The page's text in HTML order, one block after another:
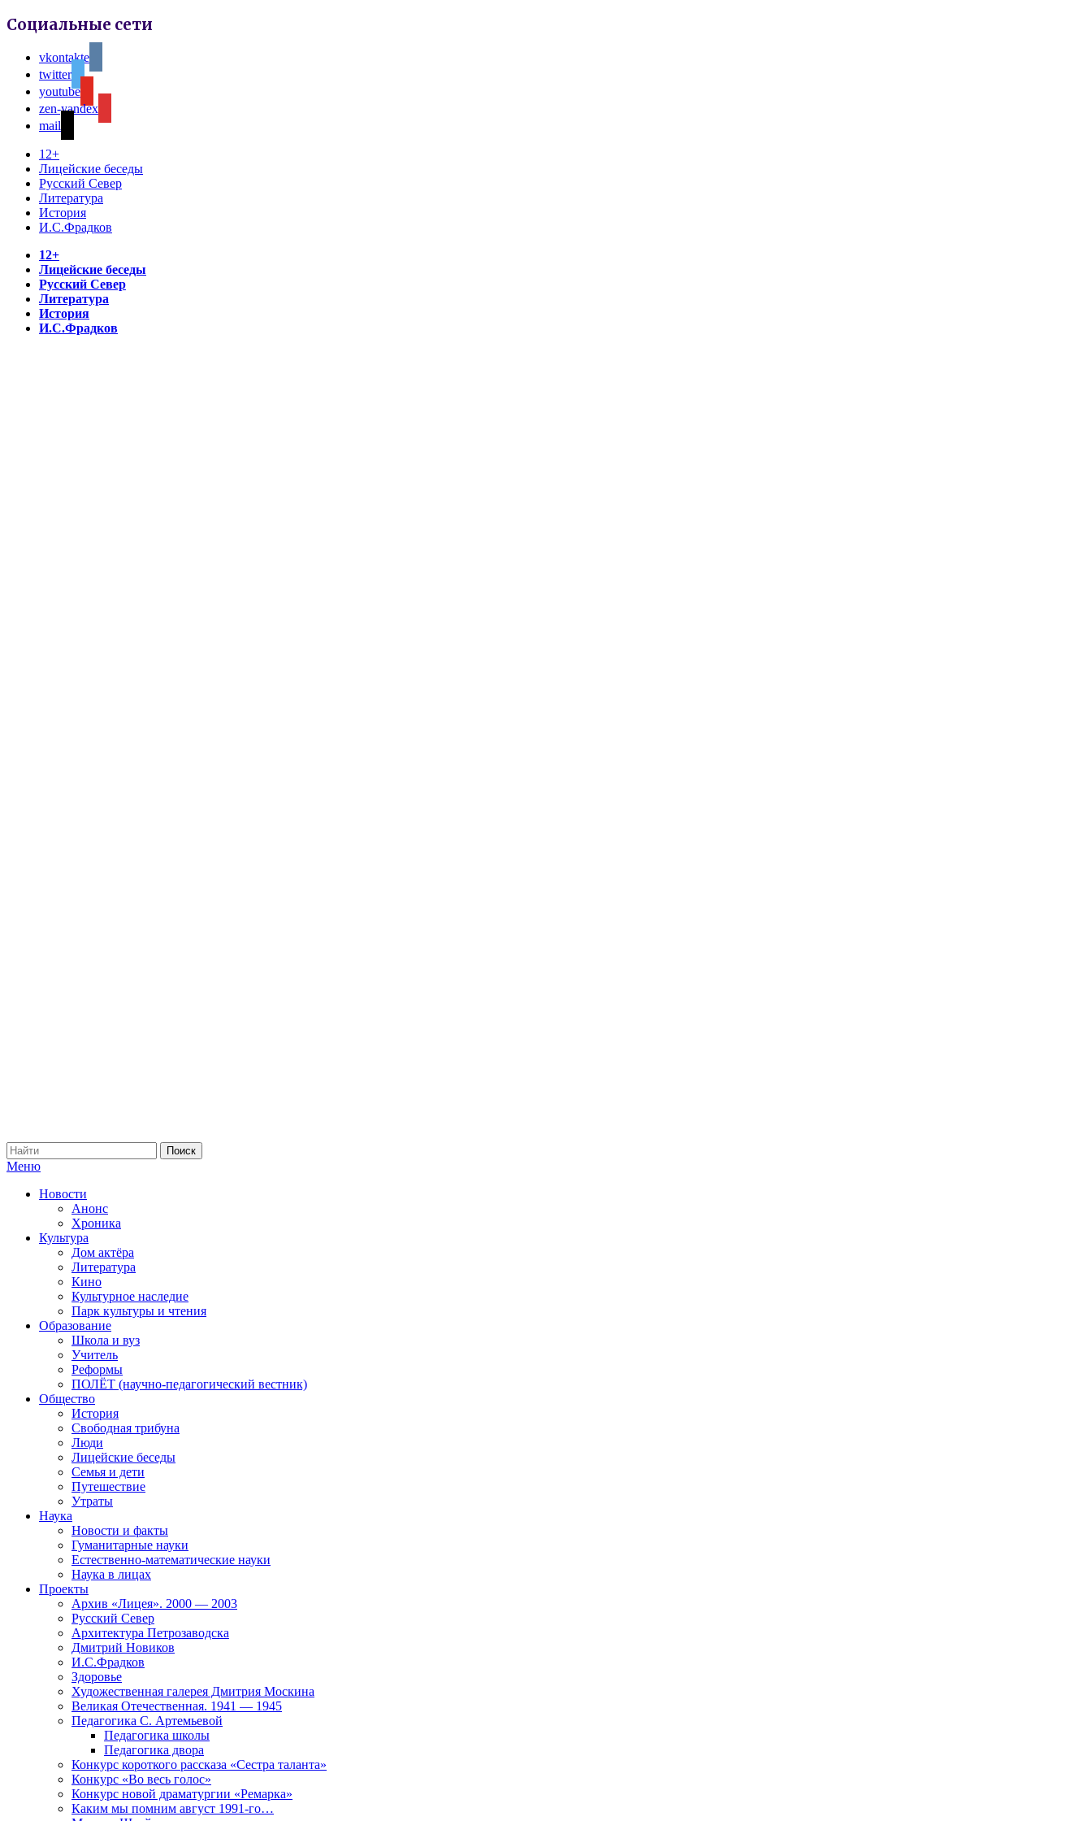
Социальные сети
vkontakte
twitter
youtube
zen-yandex
mail
12+
Лицейские беседы
Русский Север
Литература
История
И.С.Фрадков
12+
Лицейские беседы
Русский Север
Литература
История
И.С.Фрадков
Меню
Новости
Анонс
Хроника
Культура
Дом актёра
Литература
Кино
Культурное наследие
Парк культуры и чтения
Образование
Школа и вуз
Учитель
Реформы
ПОЛЁТ (научно-педагогический вестник)
Общество
История
Свободная трибуна
Люди
Лицейские беседы
Семья и дети
Путешествие
Утраты
Наука
Новости и факты
Гуманитарные науки
Естественно-математические науки
Наука в лицах
Проекты
Архив «Лицея». 2000 — 2003
Русский Север
Архитектура Петрозаводска
Дмитрий Новиков
И.С.Фрадков
Здоровье
Художественная галерея Дмитрия Москина
Великая Отечественная. 1941 — 1945
Педагогика С. Артемьевой
Педагогика школы
Педагогика двора
Конкурс короткого рассказа «Сестра таланта»
Конкурс «Во весь голос»
Конкурс новой драматургии «Ремарка»
Каким мы помним август 1991-го…